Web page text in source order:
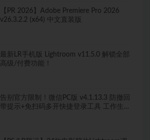
【PR 2026】Adobe Premiere Pro 2026
v26.3.2.2 (x64) 中文直装版
最新LR手机版 Lightroom v11.5.0 解锁全部
高级/付费功能！
告别官方限制！微信PC版 v4.1.13.3 防撤回
带提示+免扫码多开快捷登录工具 工作生活